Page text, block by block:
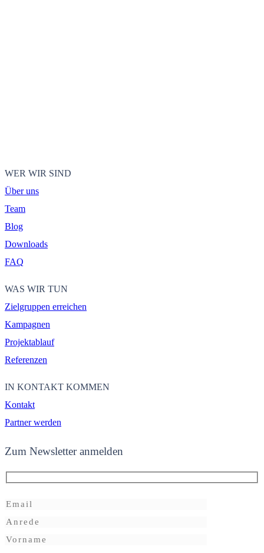
WER WIR SIND
Über uns
Team
Blog
Downloads
FAQ
WAS WIR TUN
Zielgruppen erreichen
Kampagnen
Projektablauf
Referenzen
IN KONTAKT KOMMEN
Kontakt
Partner werden
Zum Newsletter anmelden